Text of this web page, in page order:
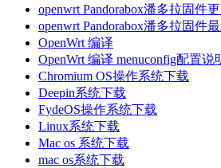
openwrt Pandorabox潘多拉固件
openwrt Pandorabox潘多拉固件
OpenWrt 编译
OpenWrt 编译 menuconfig配置说
Chromium OS操作系统下载
Deepin系统下载
FydeOS操作系统下载
Linux系统下载
Mac os 系统下载
mac os系统下载